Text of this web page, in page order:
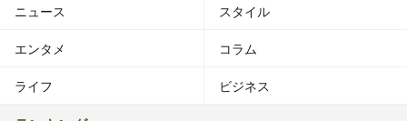
ニュース スタイル
エンタメ コラム
ライフ ビジネス